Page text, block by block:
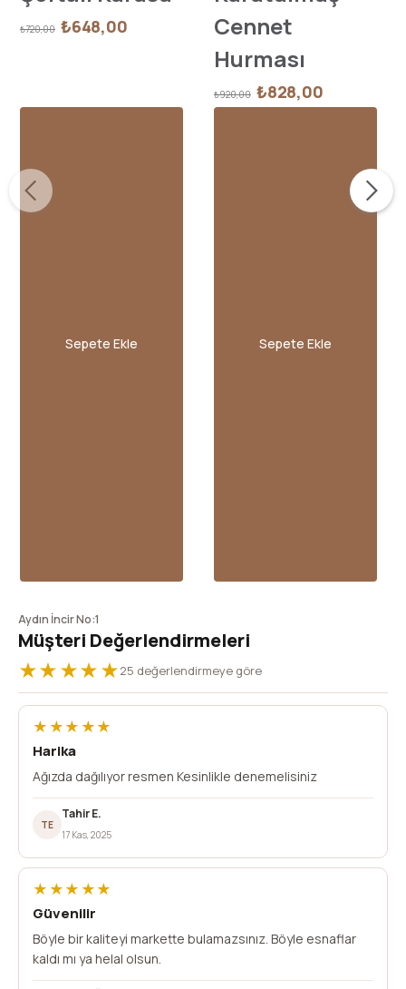
₺720,00 ₺648,00
Sepete Ekle
Cennet
Hurması
₺920,00 ₺828,00
Sepete Ekle
Aydın İncir No:1
Müşteri Değerlendirmeleri
★★★★★25 değerlendirmeye göre
★★★★★
Harika
Ağızda dağılıyor resmen Kesinlikle denemelisiniz
TE
Tahir E.
17 Kas, 2025
★★★★★
Güvenilir
Böyle bir kaliteyi markette bulamazsınız. Böyle esnaflar
kaldı mı ya helal olsun.